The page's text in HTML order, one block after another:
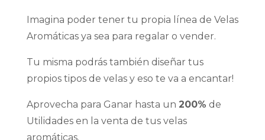
Imagina poder tener tu propia línea de Velas
Aromáticas ya sea para regalar o vender.
Tu misma podrás también diseñar tus
propios tipos de velas y eso te va a encantar!
Aprovecha para Ganar hasta un 200% de
Utilidades en la venta de tus velas
aromáticas.